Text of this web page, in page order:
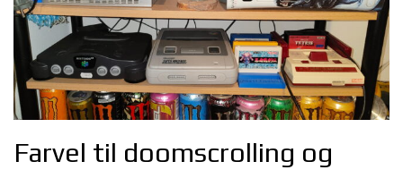
Farvel til doomscrolling og